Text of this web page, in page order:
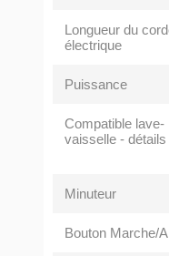
Longueur du
électrique
Puissance
Compatible lave-
vaisselle - détails
Minuteur
Bouton Marche/